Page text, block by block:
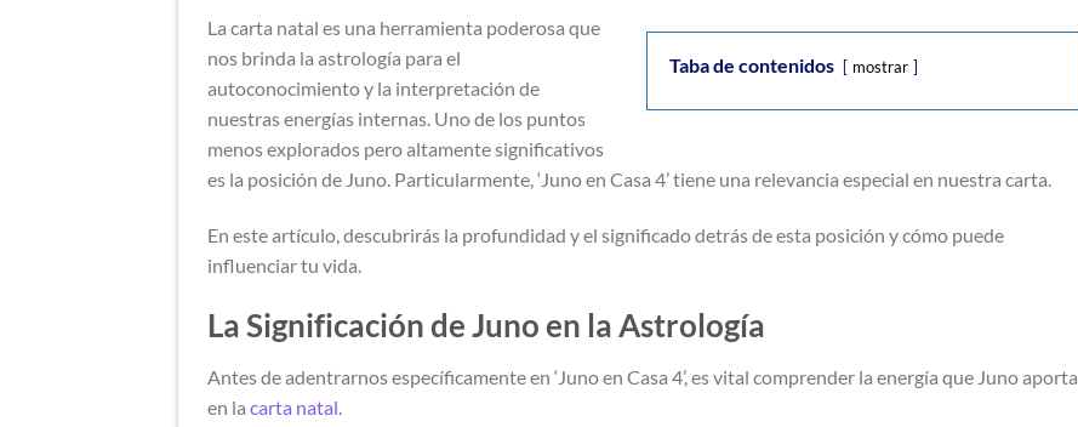
Taba de contenidos mostrar
La carta natal es una herramienta poderosa que
nos brinda la astrología para el
autoconocimiento y la interpretación de
nuestras energías internas. Uno de los puntos
menos explorados pero altamente significativos
es la posición de Juno. Particularmente, ‘Juno en Casa 4’ tiene una relevancia especial en nuestra carta.
En este artículo, descubrirás la profundidad y el significado detrás de esta posición y cómo puede
influenciar tu vida.
La Significación de Juno en la Astrología
Antes de adentrarnos específicamente en ‘Juno en Casa 4’, es vital comprender la energía que Juno aporta
en la carta natal